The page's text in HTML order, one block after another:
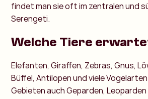
findet man sie oft im zentralen und
Serengeti.
Welche Tiere
Elefanten, Giraffen, Zebras, Gnus,
Büffel, Antilopen und viele
Gebieten auch Geparden,